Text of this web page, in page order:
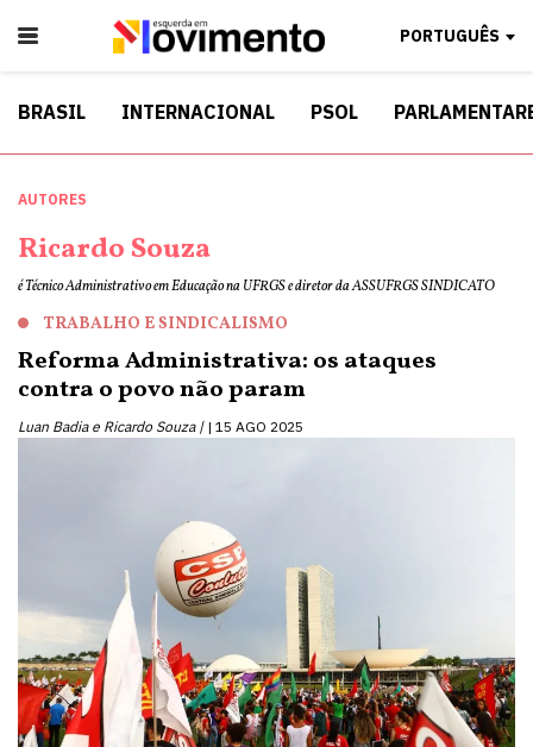
PORTUGUÊS
BRASIL INTERNACIONAL PSOL
AUTORES
Ricardo Souza
é Técnico Administrativo em Educação na UFRGS e diretor da ASSUFRGS SINDICATO
TRABALHO E SINDICALISMO
Reforma Administrativa: os ataques
contra o povo não param
Luan Badia e Ricardo Souza | 15 AGO 2025